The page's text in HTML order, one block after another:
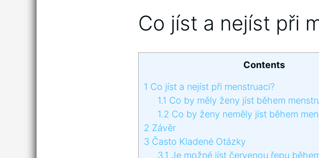
Co jíst a nejíst při
Contents
1 Co jíst a nejíst při menstruaci?
1.1 Co by měly ženy jíst během
1.2 Co by ženy neměly jíst během
2 Závěr
3 Často Kladené Otázky
3.1 Je možné jíst červenou řepu